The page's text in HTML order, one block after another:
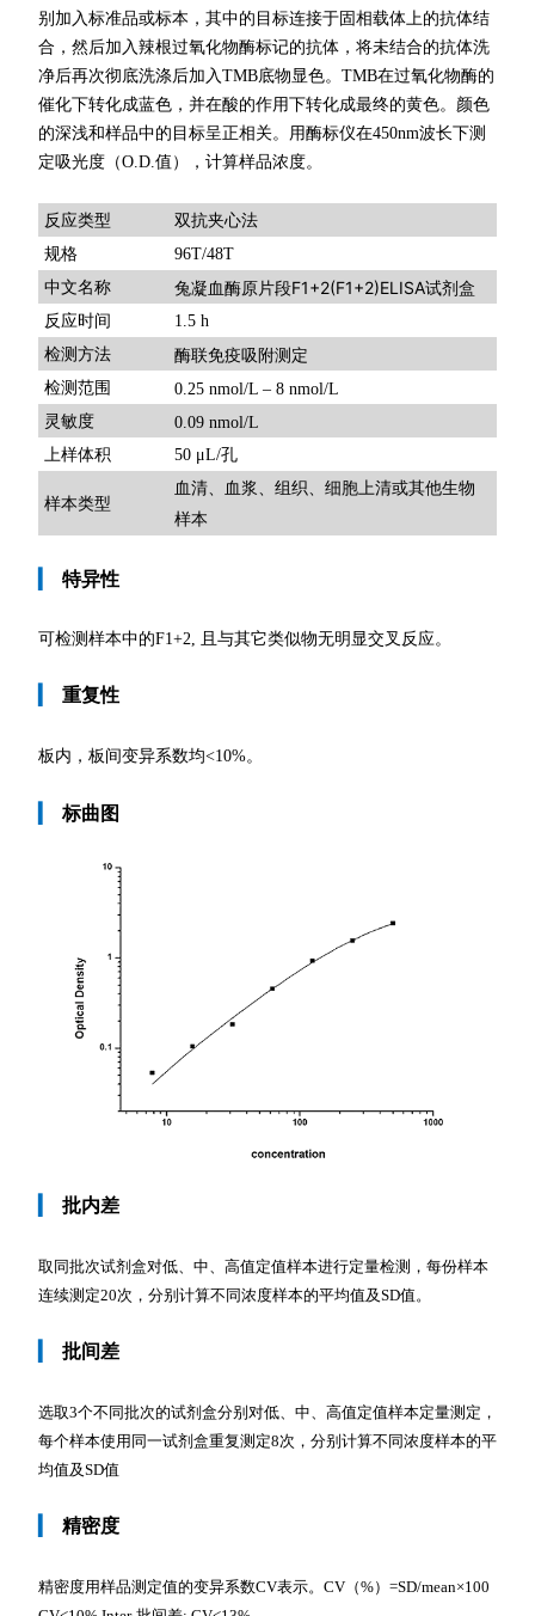
别加入标准品或标本，其中的目标连接于固相载体上的抗体结
合，然后加入辣根过氧化物酶标记的抗体，将未结合的抗体洗
净后再次彻底洗涤后加入TMB底物显色。TMB在过氧化物酶的
催化下转化成蓝色，并在酸的作用下转化成最终的黄色。颜色
的深浅和样品中的目标呈正相关。用酶标仪在450nm波长下测
定吸光度（O.D.值），计算样品浓度。
反应类型 双抗夹心法
规格
96T/48T
中文名称
兔凝血酶原片段F1+2(F1+2)ELISA试剂盒
反应时间
1.5 h
检测方法
酶联免疫吸附测定
检测范围
0.25 nmol/L – 8 nmol/L
灵敏度
0.09 nmol/L
上样体积
50 μL/孔
样本类型
血清、血浆、组织、细胞上清或其他生物
样本
特异性
可检测样本中的F1+2, 且与其它类似物无明显交叉反应。
重复性
板内，板间变异系数均<10%。
标曲图
批内差
取同批次试剂盒对低、中、高值定值样本进行定量检测，每份样本
连续测定20次，分别计算不同浓度样本的平均值及SD值。
批间差
选取3个不同批次的试剂盒分别对低、中、高值定值样本定量测定，
每个样本使用同一试剂盒重复测定8次，分别计算不同浓度样本的平
均值及SD值
精密度
精密度用样品测定值的变异系数CV表示。CV（%）=SD/mean×100